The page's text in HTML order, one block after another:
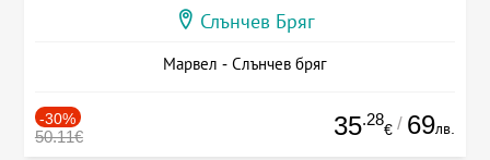
Слънчев Бряг
Марвел - Слънчев бряг
-30%
50.11€ 35.28
€ / 69лв.